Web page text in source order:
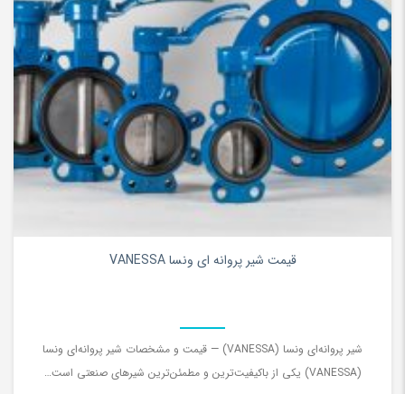
قیمت شیر پروانه ای ونسا VANESSA
شیر پروانه‌ای ونسا (VANESSA) — قیمت و مشخصات شیر پروانه‌ای ونسا
(VANESSA) یکی از باکیفیت‌ترین و مطمئن‌ترین شیرهای صنعتی است…